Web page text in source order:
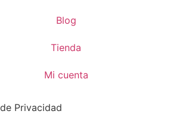
Blog
Tienda
Mi cuenta
Privacidad